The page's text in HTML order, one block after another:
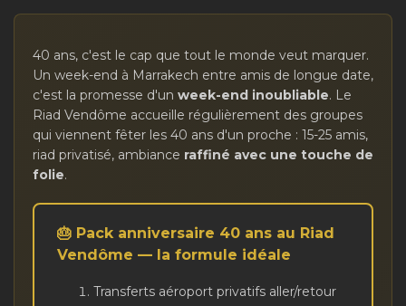
40 ans, c'est le cap que tout le monde veut marquer.
Un week-end à Marrakech entre amis de longue date,
c'est la promesse d'un week-end inoubliable. Le
Riad Vendôme accueille régulièrement des groupes
qui viennent fêter les 40 ans d'un proche : 15-25 amis,
riad privatisé, ambiance raffiné avec une touche de
folie.
🎂 Pack anniversaire 40 ans au Riad
Vendôme — la formule idéale
Transferts aéroport privatifs aller/retour